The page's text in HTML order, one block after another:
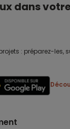
dans
: préparez-les,